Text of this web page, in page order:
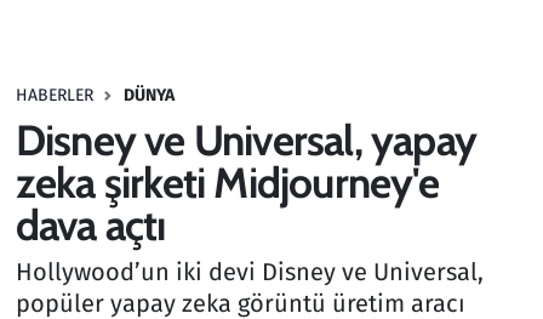
HABERLER DÜNYA
Disney ve Universal, yapay
zeka şirketi Midjourney'e
dava açtı
Hollywood’un iki devi Disney ve Universal,
popüler yapay zeka görüntü üretim aracı
Haber
Kültür Sanat
Kurumsal Haberler
Lezzet Durağı